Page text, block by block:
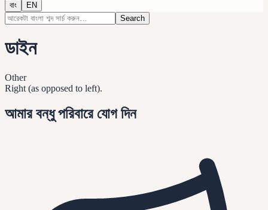
বাং
EN
Search
ডাইন
Other
Right (as opposed to left).
আমার বন্ধু পরিবারে যোগ দিন